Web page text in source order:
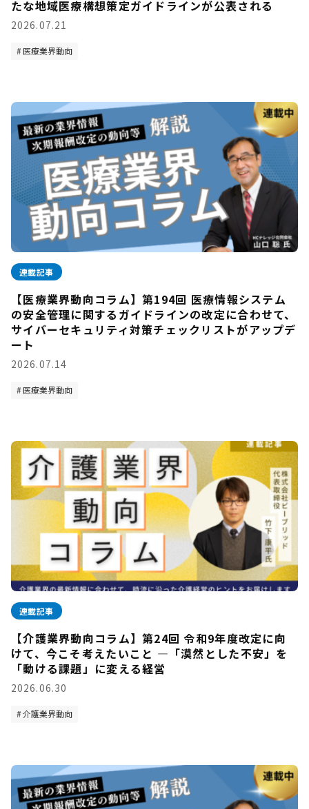
たな地域医療構想策定ガイドラインが公表される
2026.07.21
医療業界動向
連載記事
【医療業界動向コラム】第194回 医療情報システム
の安全管理に関するガイドラインの改定に合わせて、
サイバーセキュリティ対策チェックリストがアップデ
ート
2026.07.14
医療業界動向
連載記事
【介護業界動向コラム】第24回 令和9年度改定に向
けて、今こそ考えたいこと —「漠然とした不安」を
「動ける課題」に変える経営
2026.06.30
介護業界動向